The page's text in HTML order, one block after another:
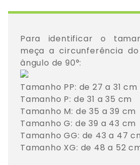
Para identificar o
meça a circunferência
Tamanho PP: de 27 a 31 cm
Tamanho P: de 31 a 35 cm
Tamanho M: de 35 a 39 cm
Tamanho G: de 39 a 43 cm
Tamanho GG: de 43 a 47
Tamanho XG: de 48 a 52